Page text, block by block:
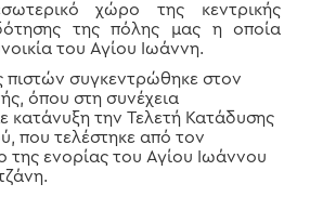
χώρο της κεντρικής
της πόλης μας η οποία
του Αγίου Ιωάννη.
πιστών συγκεντρώθηκε στον
όπου στη συνέχεια
κατάνυξη την Τελετή Κατάδυσης
που τελέστηκε από τον
ενορίας του Αγίου Ιωάννου